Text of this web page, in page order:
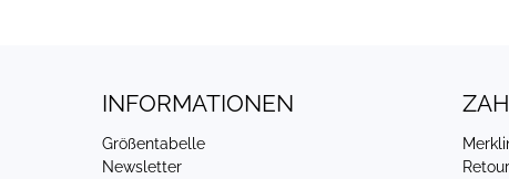
INFORMATIONEN
Größentabelle
Newsletter